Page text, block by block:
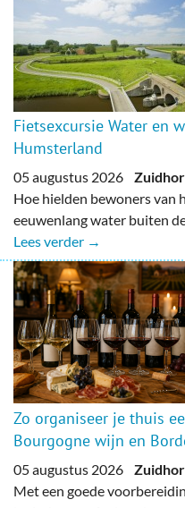
Fietsexcursie Water en
Humsterland
05 augustus 2026
Hoe hielden bewoners van
eeuwenlang water buiten
Lees verder →
Zo organiseer je thuis
Bourgogne wijn en
05 augustus 2026
Met een goede